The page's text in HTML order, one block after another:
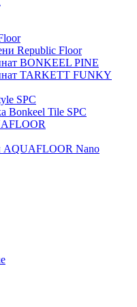
Republic Floor
BONKEEL PINE
TARKETT FUNKY
SPC
Bonkeel Tile SPC
Nano